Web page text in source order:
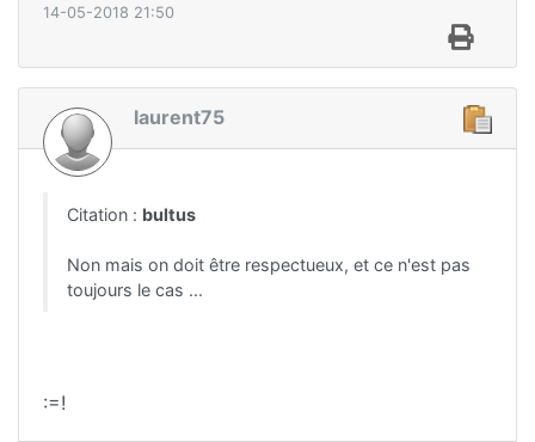
14-05-2018 21:50
laurent75
Citation : bultus
Non mais on doit être respectueux, et ce n'est pas
toujours le cas ...
:=!